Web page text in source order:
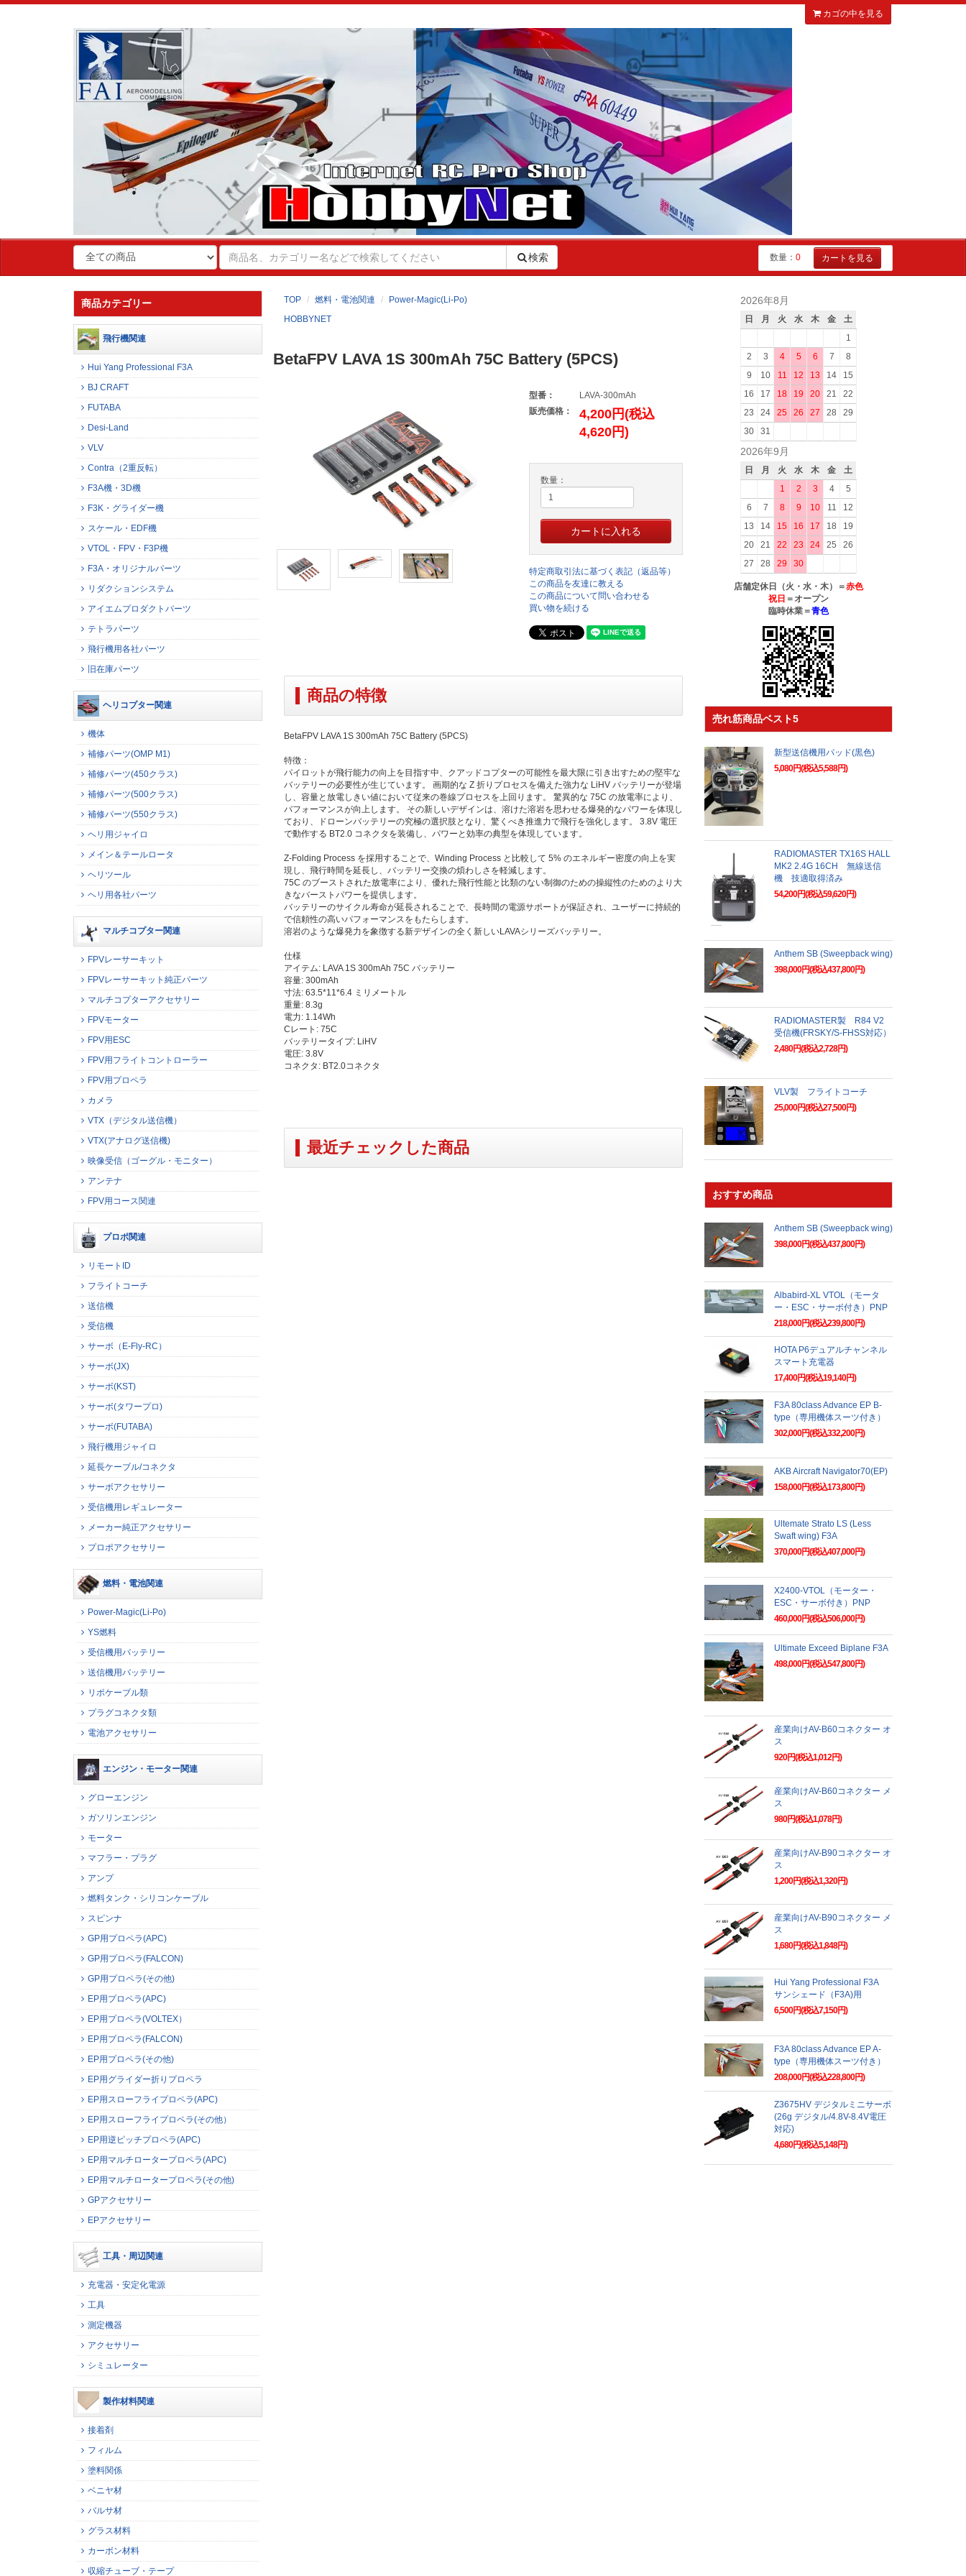
カゴの中を見る
検索 数量： 0 カートを見る
TOP 燃料・電池関連
Power-Magic(Li-Po)
HOBBYNET
BetaFPV LAVA 1S 300mAh 75C Battery (5PCS)
型番：
LAVA-300mAh
販売価格：
4,200円(税込
4,620円)
数量：
特定商取引法に基づく表記（返品等）
この商品を友達に教える
この商品について問い合わせる
買い物を続ける
商品の特徴
BetaFPV LAVA 1S 300mAh 75C Battery (5PCS)
特徴：
パイロットが飛行能力の向上を目指す中、クアッドコプターの可能性を最大限に引き出すための堅牢な
バッテリーの必要性が生じています。 画期的な Z 折りプロセスを備えた強力な LiHV バッテリーが登場
し、容量と放電しきい値において従来の巻線プロセスを上回ります。 驚異的な 75C の放電率により、
パフォーマンスが向上します。 その新しいデザインは、溶けた溶岩を思わせる爆発的なパワーを体現し
ており、ドローンバッテリーの究極の選択肢となり、驚くべき推進力で飛行を強化します。 3.8V 電圧
で動作する BT2.0 コネクタを装備し、パワーと効率の典型を体現しています。
Z-Folding Process を採用することで、Winding Process と比較して 5% のエネルギー密度の向上を実
現し、飛行時間を延長し、バッテリー交換の煩わしさを軽減します。
75C のブーストされた放電率により、優れた飛行性能と比類のない制御のための操縦性のためのより大
きなバーストパワーを提供します。
バッテリーのサイクル寿命が延長されることで、長時間の電源サポートが保証され、ユーザーに持続的
で信頼性の高いパフォーマンスをもたらします。
溶岩のような爆発力を象徴する新デザインの全く新しいLAVAシリーズバッテリー。
仕様
アイテム: LAVA 1S 300mAh 75C バッテリー
容量: 300mAh
寸法: 63.5*11*6.4 ミリメートル
重量: 8.3g
電力: 1.14Wh
Cレート: 75C
バッテリータイプ: LiHV
電圧: 3.8V
コネクタ: BT2.0コネクタ
最近チェックした商品
商品カテゴリー
飛行機関連
Hui Yang Professional F3A
BJ CRAFT
FUTABA
Desi-Land
VLV
Contra（2重反転）
F3A機・3D機
F3K・グライダー機
スケール・EDF機
VTOL・FPV・F3P機
F3A・オリジナルパーツ
リダクションシステム
アイエムプロダクトパーツ
テトラパーツ
飛行機用各社パーツ
旧在庫パーツ
ヘリコプター関連
機体
補修パーツ(OMP M1)
補修パーツ(450クラス)
補修パーツ(500クラス)
補修パーツ(550クラス)
ヘリ用ジャイロ
メイン＆テールロータ
ヘリツール
ヘリ用各社パーツ
マルチコプター関連
FPVレーサーキット
FPVレーサーキット純正パーツ
マルチコプターアクセサリー
FPVモーター
FPV用ESC
FPV用フライトコントローラー
FPV用プロペラ
カメラ
VTX（デジタル送信機）
VTX(アナログ送信機)
映像受信（ゴーグル・モニター）
アンテナ
FPV用コース関連
プロポ関連
リモートID
フライトコーチ
送信機
受信機
サーボ（E-Fly-RC）
サーボ(JX)
サーボ(KST)
サーボ(タワープロ)
サーボ(FUTABA)
飛行機用ジャイロ
延長ケーブル/コネクタ
サーボアクセサリー
受信機用レギュレーター
メーカー純正アクセサリー
プロポアクセサリー
燃料・電池関連
Power-Magic(Li-Po)
YS燃料
受信機用バッテリー
送信機用バッテリー
リポケーブル類
プラグコネクタ類
電池アクセサリー
エンジン・モーター関連
グローエンジン
ガソリンエンジン
モーター
マフラー・プラグ
アンプ
燃料タンク・シリコンケーブル
スピンナ
GP用プロペラ(APC)
GP用プロペラ(FALCON)
GP用プロペラ(その他)
EP用プロペラ(APC)
EP用プロペラ(VOLTEX）
EP用プロペラ(FALCON)
EP用プロペラ(その他)
EP用グライダー折りプロペラ
EP用スローフライプロペラ(APC)
EP用スローフライプロペラ(その他）
EP用逆ピッチプロペラ(APC)
EP用マルチロータープロペラ(APC)
EP用マルチロータープロペラ(その他)
GPアクセサリー
EPアクセサリー
工具・周辺関連
充電器・安定化電源
工具
測定機器
アクセサリー
シミュレーター
製作材料関連
接着剤
フィルム
塗料関係
ベニヤ材
バルサ材
グラス材料
カーボン材料
収縮チューブ・テープ
2026年8月
日 月 火 水 木 金
土
1
2
3 4 5 6 7
8
9
10 11 12 13 14
15
16
17 18 19 20 21
22
23
24 25 26 27 28
29
30
31
2026年9月
日 月 火 水 木 金
土
1
2 3 4
5
6
7 8 9 10 11
12
13
14 15 16 17 18
19
20
21 22 23 24 25
26
27
28 29 30
店舗定休日（火・水・木）＝赤色
祝日 ＝オープン
臨時休業＝青色
売れ筋商品ベスト5
新型送信機用パッド(黒色)
5,080円(税込5,588円)
RADIOMASTER TX16S HALL
MK2 2.4G 16CH 無線送信
機 技適取得済み
54,200円(税込59,620円)
Anthem SB (Sweepback wing)
398,000円(税込437,800円)
RADIOMASTER製 R84 V2
受信機(FRSKY/S-FHSS対応）
2,480円(税込2,728円)
VLV製 フライトコーチ
25,000円(税込27,500円)
おすすめ商品
Anthem SB (Sweepback wing)
398,000円(税込437,800円)
Albabird-XL VTOL（モータ
ー・ESC・サーボ付き）PNP
218,000円(税込239,800円)
HOTA P6デュアルチャンネル
スマート充電器
17,400円(税込19,140円)
F3A 80class Advance EP B-
type（専用機体スーツ付き）
302,000円(税込332,200円)
AKB Aircraft Navigator70(EP)
158,000円(税込173,800円)
Ultemate Strato LS (Less
Swaft wing) F3A
370,000円(税込407,000円)
X2400-VTOL（モーター・
ESC・サーボ付き）PNP
460,000円(税込506,000円)
Ultimate Exceed Biplane F3A
498,000円(税込547,800円)
産業向けAV-B60コネクター オ
ス
920円(税込1,012円)
産業向けAV-B60コネクター メ
ス
980円(税込1,078円)
産業向けAV-B90コネクター オ
ス
1,200円(税込1,320円)
産業向けAV-B90コネクター メ
ス
1,680円(税込1,848円)
Hui Yang Professional F3A
サンシェード（F3A)用
6,500円(税込7,150円)
F3A 80class Advance EP A-
type（専用機体スーツ付き）
208,000円(税込228,800円)
Z3675HV デジタルミニサーボ
(26g デジタル/4.8V-8.4V電圧
対応)
4,680円(税込5,148円)